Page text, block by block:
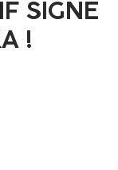
SIGNÉ
!